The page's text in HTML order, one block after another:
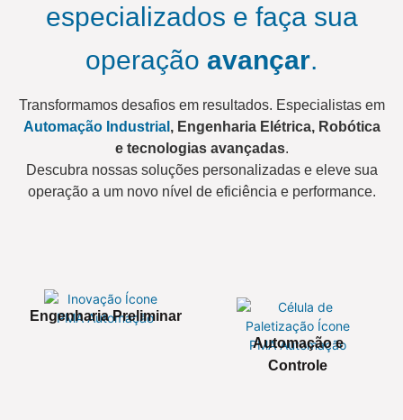
especializados e faça sua
operação avançar.
Transformamos desafios em resultados. Especialistas em
Automação Industrial , Engenharia Elétrica, Robótica
e tecnologias avançadas.
Descubra nossas soluções personalizadas e eleve sua
operação a um novo nível de eficiência e performance.
Engenharia Preliminar
Automação e
Controle